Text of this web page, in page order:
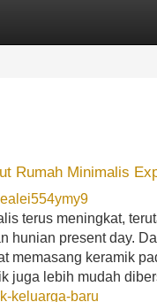
Rumah Minimalis
terus meningkat,
hunian present day.
memasang keramik
juga lebih mudah
keluarga-baru